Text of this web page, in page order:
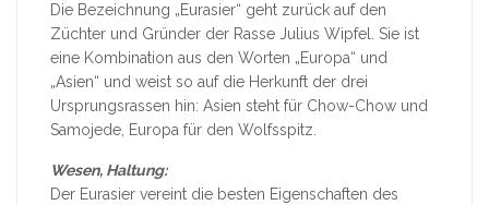
Die Bezeichnung „Eurasier“ geht zurück auf den
Züchter und Gründer der Rasse Julius Wipfel. Sie ist
eine Kombination aus den Worten „Europa“ und
„Asien“ und weist so auf die Herkunft der drei
Ursprungsrassen hin: Asien steht für Chow-Chow und
Samojede, Europa für den Wolfsspitz.
Wesen, Haltung:
Der Eurasier vereint die besten Eigenschaften des